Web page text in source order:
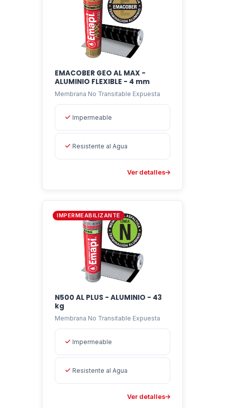
EMACOBER GEO AL MAX -
ALUMINIO FLEXIBLE - 4 mm
Membrana No Transitable Expuesta
Impermeable
Resistente al Agua
Ver detalles
IMPERMEABILIZANTE
N500 AL PLUS - ALUMINIO - 43
kg
Membrana No Transitable Expuesta
Impermeable
Resistente al Agua
Ver detalles